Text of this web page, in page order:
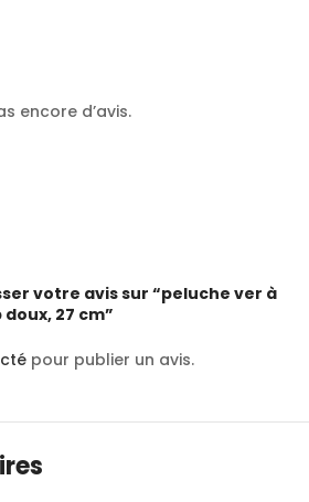
encore d’avis.
votre avis sur “peluche ver à
27 cm”
pour publier un avis.